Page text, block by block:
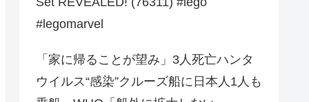
#legomarvel
「家に帰ることが望み」3人死亡ハンタ
ウイルス“感染”クルーズ船に日本人1人も